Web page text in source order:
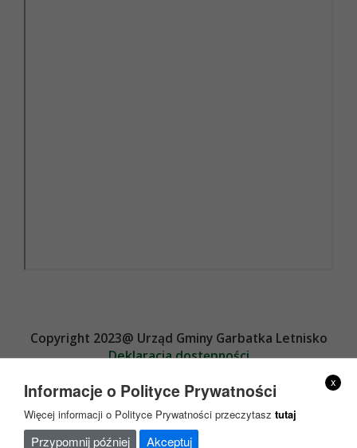
Copyright 2023@ Urząd Gminy Garbatka Letnisko
Deklaracja dostępności
x
Informacje o Polityce Prywatności
Więcej informacji o Polityce Prywatności przeczytasz tutaj
Przypomnij później Akceptuj